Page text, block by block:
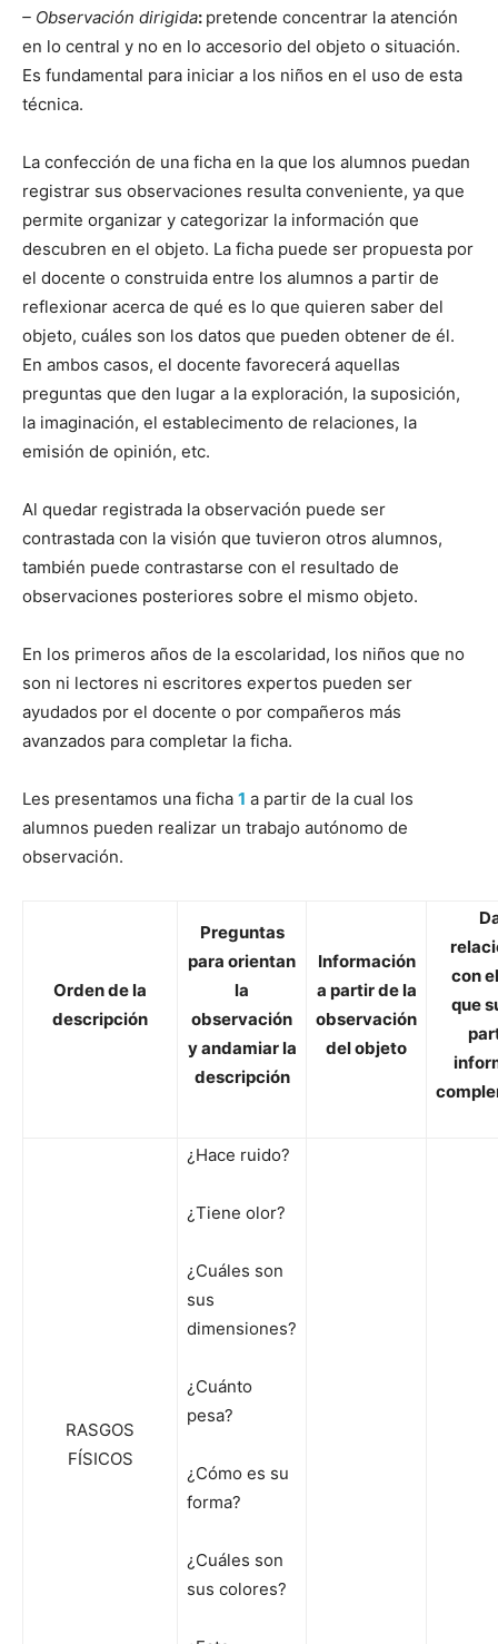
– Observación dirigida: pretende concentrar la atención
en lo central y no en lo accesorio del objeto o situación.
Es fundamental para iniciar a los niños en el uso de esta
técnica.
La confección de una ficha en la que los alumnos puedan
registrar sus observaciones resulta conveniente, ya que
permite organizar y categorizar la información que
descubren en el objeto. La ficha puede ser propuesta por
el docente o construida entre los alumnos a partir de
reflexionar acerca de qué es lo que quieren saber del
objeto, cuáles son los datos que pueden obtener de él.
En ambos casos, el docente favorecerá aquellas
preguntas que den lugar a la exploración, la suposición,
la imaginación, el establecimento de relaciones, la
emisión de opinión, etc.
Al quedar registrada la observación puede ser
contrastada con la visión que tuvieron otros alumnos,
también puede contrastarse con el resultado de
observaciones posteriores sobre el mismo objeto.
En los primeros años de la escolaridad, los niños que no
son ni lectores ni escritores expertos pueden ser
ayudados por el docente o por compañeros más
avanzados para completar la ficha.
Les presentamos una ficha 1 a partir de la cual los
alumnos pueden realizar un trabajo autónomo de
observación.
Orden de la
descripción
Preguntas
para orientan
la
observación
y andamiar la
descripción
Información
a partir de la
observación
del objeto
con
que
RASGOS
FÍSICOS
¿Hace ruido?
¿Tiene olor?
¿Cuáles son
sus
dimensiones?
¿Cuánto
pesa?
¿Cómo es su
forma?
¿Cuáles son
sus colores?